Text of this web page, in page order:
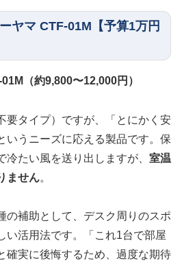
ヤマ CTF-01M【予算1万円
（約9,800〜12,000円）
要タイプ）ですが、「とにかく安
いうニーズに応える製品です。保
たい風を送り出しますが、 室温
ません。
の補助として、デスク周りのスポ
い活用法です。「これ1台で部屋
確実に後悔するため、過度な期待